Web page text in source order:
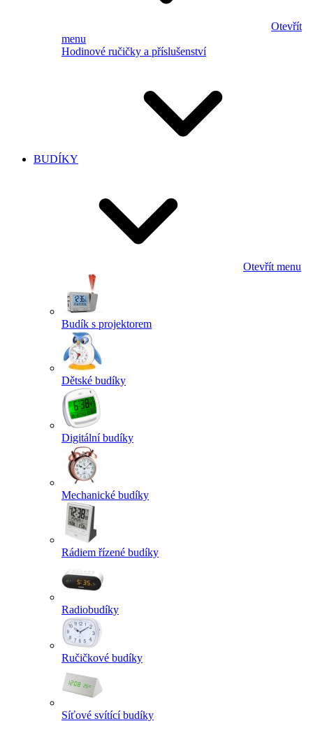
Otevřít
menu
Hodinové ručičky a příslušenství
BUDÍKY
Otevřít menu
Budík s projektorem
Dětské budíky
Digitální budíky
Mechanické budíky
Rádiem řízené budíky
Radiobudíky
Ručičkové budíky
Síťové svítící budíky